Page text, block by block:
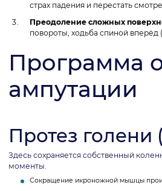
страх падения и перестать
Преодоление сложных
повороты, ходьба спиной вперёд
Программа
ампутации
Протез
Здесь сохраняется собственный
моменты.
Сокращение икроножной мышцы